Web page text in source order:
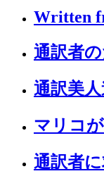
Written
通訳者
通訳美人
マリコ
通訳者